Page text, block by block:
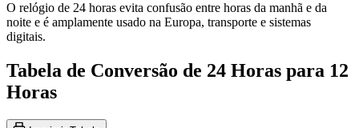
O relógio de 24 horas evita confusão entre horas da manhã e da
noite e é amplamente usado na Europa, transporte e sistemas
digitais.
Tabela de Conversão de 24 Horas para 12
Horas